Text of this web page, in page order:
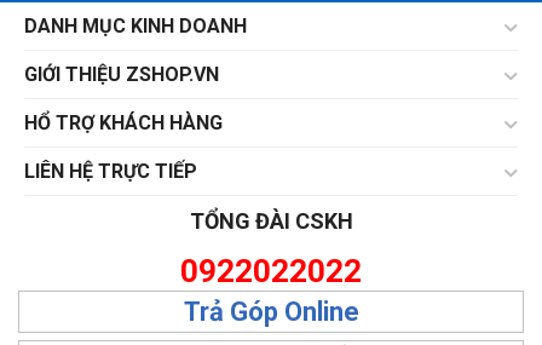
DANH MỤC KINH DOANH
GIỚI THIỆU ZSHOP.VN
HỔ TRỢ KHÁCH HÀNG
LIÊN HỆ TRỰC TIẾP
TỔNG ĐÀI CSKH
0922022022
Trả Góp Online